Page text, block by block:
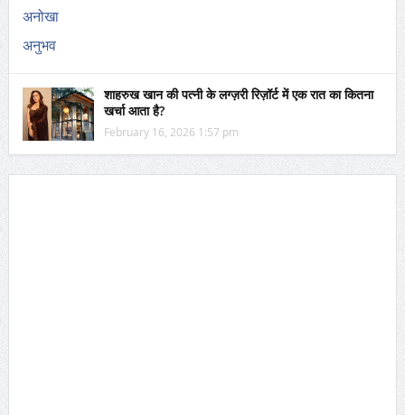
शाहरुख खान की पत्नी के लग्ज़री रिज़ॉर्ट में एक रात का कितना
खर्चा आता है?
February 16, 2026 1:57 pm